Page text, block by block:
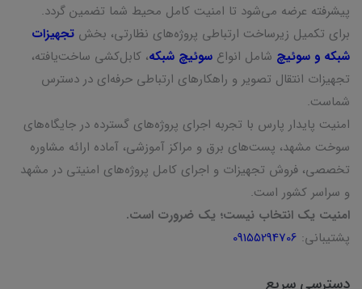
پیشرفته عرضه می‌شود تا امنیت کامل محیط شما تضمین گردد.
برای تکمیل زیرساخت ارتباطی پروژه‌های نظارتی، بخش تجهیزات
شبکه و سوئیچ شامل انواع سوئیچ شبکه، کابل‌کشی ساخت‌یافته،
تجهیزات انتقال تصویر و راهکارهای ارتباطی حرفه‌ای در دسترس
شماست.
امنیت پایدار پارس با تجربه اجرای پروژه‌های گسترده در جایگاه‌های
سوخت مشهد، پست‌های برق و مراکز آموزشی، آماده ارائه مشاوره
تخصصی، فروش تجهیزات و اجرای کامل پروژه‌های امنیتی در مشهد
و سراسر کشور است.
امنیت یک انتخاب نیست؛ یک ضرورت است.
پشتیبانی: 09155294706
دسترسی سریع